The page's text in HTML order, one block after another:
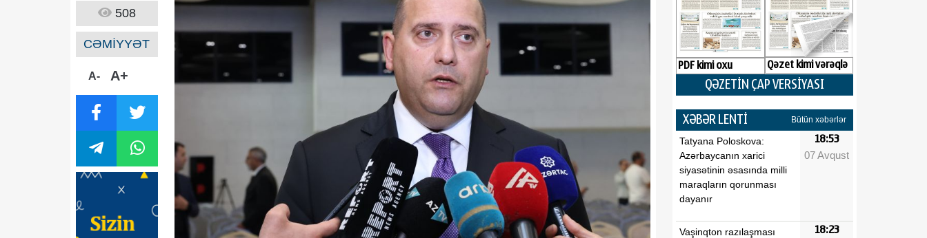
508
CƏMİYYƏT
A- A+
PDF kimi oxu Qəzet kimi vərəqlə
QƏZETİN ÇAP VERSİYASI
XƏBƏR LENTİ Bütün xəbərlər
Tatyana Poloskova:
Azərbaycanın xarici
siyasətinin əsasında milli
maraqların qorunması
dayanır
18:53
07 Avqust
Vaşinqton razılaşması
18:23